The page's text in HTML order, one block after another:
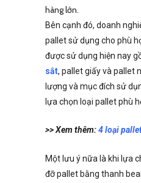
hàng lớn.
Bên cạnh đó, doanh
pallet sử dụng cho phù
được sử dụng hiện nay
sắt, pallet giấy và pallet
lượng và mục đích sử
lựa chọn loại pallet phù
>> Xem thêm:4 loại
Một lưu ý nữa là khi lựa
đỡ pallet bằng thanh